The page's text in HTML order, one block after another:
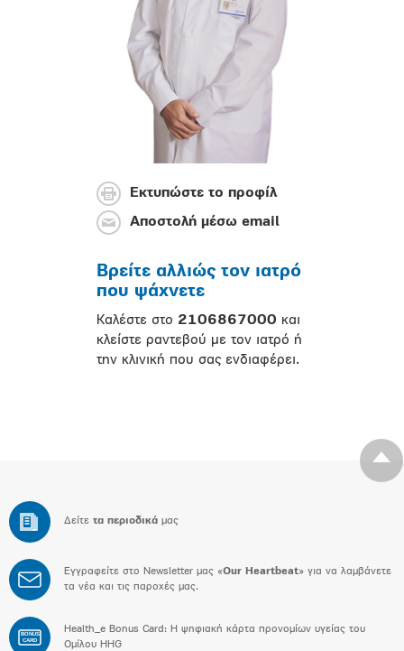
Εκτυπώστε το προφίλ
Αποστολή μέσω email
Βρείτε αλλιώς τον ιατρό
που ψάχνετε
Καλέστε στο 2106867000 και
κλείστε ραντεβού με τον ιατρό ή
την κλινική που σας ενδιαφέρει.
Δείτε τα περιοδικά μας
Εγγραφείτε στο Newsletter μας «Our Heartbeat» για να λαμβάνετε
τα νέα και τις παροχές μας.
BONUS
CARD
Health_e Bonus Card: H ψηφιακή κάρτα προνομίων υγείας του
Ομίλου HHG